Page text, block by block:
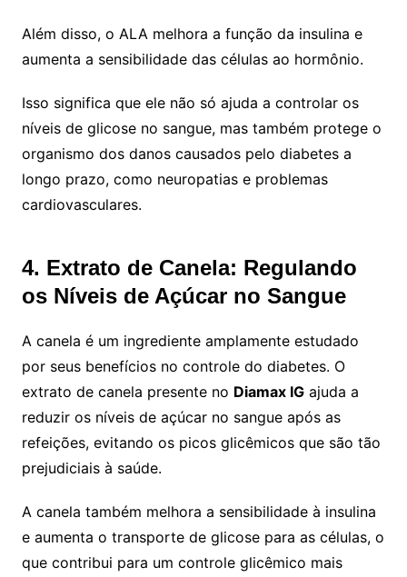
Além disso, o ALA melhora a função da insulina e
aumenta a sensibilidade das células ao hormônio.
Isso significa que ele não só ajuda a controlar os
níveis de glicose no sangue, mas também protege o
organismo dos danos causados pelo diabetes a
longo prazo, como neuropatias e problemas
cardiovasculares.
4. Extrato de Canela: Regulando
os Níveis de Açúcar no Sangue
A canela é um ingrediente amplamente estudado
por seus benefícios no controle do diabetes. O
extrato de canela presente no Diamax IGajuda a
reduzir os níveis de açúcar no sangue após as
refeições, evitando os picos glicêmicos que são tão
prejudiciais à saúde.
A canela também melhora a sensibilidade à insulina
e aumenta o transporte de glicose para as células, o
que contribui para um controle glicêmico mais